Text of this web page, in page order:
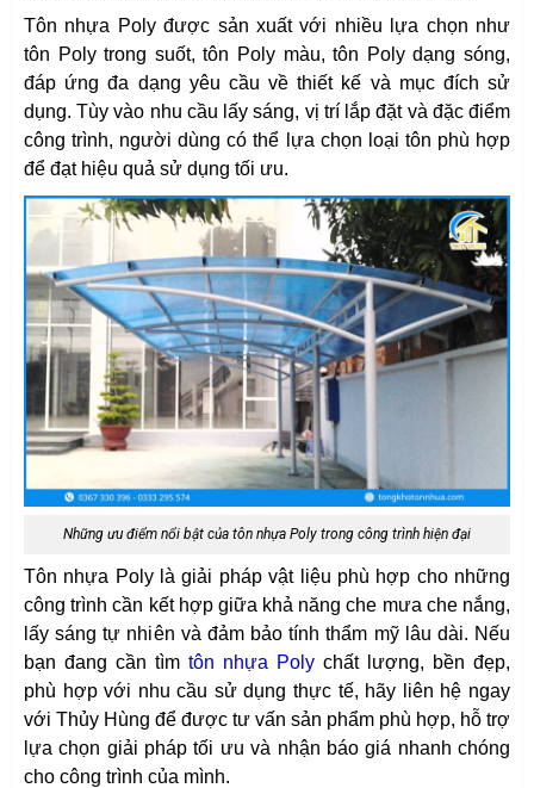
Tôn nhựa Poly được sản xuất với nhiều lựa chọn như
tôn Poly trong suốt, tôn Poly màu, tôn Poly dạng sóng,
đáp ứng đa dạng yêu cầu về thiết kế và mục đích sử
dụng. Tùy vào nhu cầu lấy sáng, vị trí lắp đặt và đặc điểm
công trình, người dùng có thể lựa chọn loại tôn phù hợp
để đạt hiệu quả sử dụng tối ưu.
Những ưu điểm nổi bật của tôn nhựa Poly trong công trình hiện đại
Tôn nhựa Poly là giải pháp vật liệu phù hợp cho những
công trình cần kết hợp giữa khả năng che mưa che nắng,
lấy sáng tự nhiên và đảm bảo tính thẩm mỹ lâu dài. Nếu
bạn đang cần tìm tôn nhựa Poly chất lượng, bền đẹp,
phù hợp với nhu cầu sử dụng thực tế, hãy liên hệ ngay
với Thủy Hùng để được tư vấn sản phẩm phù hợp, hỗ trợ
lựa chọn giải pháp tối ưu và nhận báo giá nhanh chóng
cho công trình của mình.